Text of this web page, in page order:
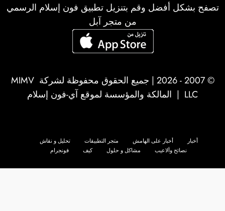
تصفح بشكل أفضل وقم بتنزيل تطبيق فون إسلام الرسمي
من متجر آبل
© 2007 - 2026 | جميع الحقوق محفوظة لشركة
MIMV
LLC | المالكة والمؤسسة لموقع آي-فون إسلام
أخبار أخبار على الهامش متجر التطبيقات
تحليل و نقاش
نصائح وألاعيب
مشاكل و حلول كيف فونجرام